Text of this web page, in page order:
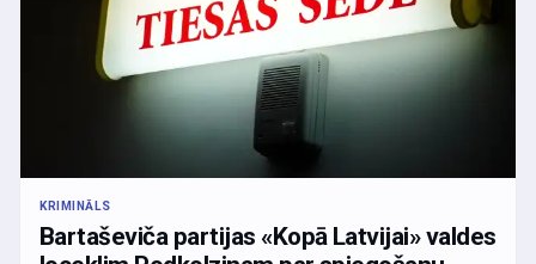
KRIMINĀLS
Bartaševiča partijas «Kopā Latvijai» valdes